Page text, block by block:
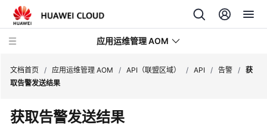
应用运维管理 AOM
新
文档首页 / 应用运维管理 AOM / API（联盟区域） / API / 告警 / 获
取告警发送结果
获取告警发送结果